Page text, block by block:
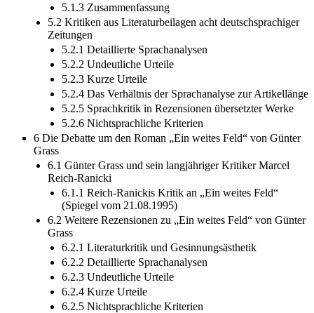
5.1.3 Zusammenfassung
5.2 Kritiken aus Literaturbeilagen acht deutschsprachiger
Zeitungen
5.2.1 Detaillierte Sprachanalysen
5.2.2 Undeutliche Urteile
5.2.3 Kurze Urteile
5.2.4 Das Verhältnis der Sprachanalyse zur Artikellänge
5.2.5 Sprachkritik in Rezensionen übersetzter Werke
5.2.6 Nichtsprachliche Kriterien
6 Die Debatte um den Roman „Ein weites Feld“ von Günter
Grass
6.1 Günter Grass und sein langjähriger Kritiker Marcel
Reich-Ranicki
6.1.1 Reich-Ranickis Kritik an „Ein weites Feld“
(Spiegel vom 21.08.1995)
6.2 Weitere Rezensionen zu „Ein weites Feld“ von Günter
Grass
6.2.1 Literaturkritik und Gesinnungsästhetik
6.2.2 Detaillierte Sprachanalysen
6.2.3 Undeutliche Urteile
6.2.4 Kurze Urteile
6.2.5 Nichtsprachliche Kriterien